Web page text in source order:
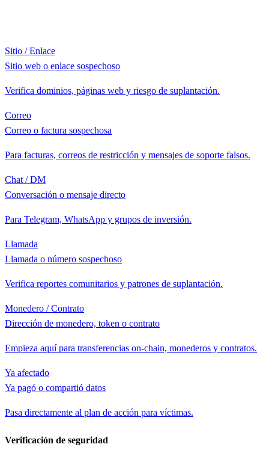
Sitio / Enlace
Sitio web o enlace sospechoso
Verifica dominios, páginas web y riesgo de suplantación.
Correo
Correo o factura sospechosa
Para facturas, correos de restricción y mensajes de soporte falsos.
Chat / DM
Conversación o mensaje directo
Para Telegram, WhatsApp y grupos de inversión.
Llamada
Llamada o número sospechoso
Verifica reportes comunitarios y patrones de suplantación.
Monedero / Contrato
Dirección de monedero, token o contrato
Empieza aquí para transferencias on-chain, monederos y contratos.
Ya afectado
Ya pagó o compartió datos
Pasa directamente al plan de acción para víctimas.
Verificación de seguridad